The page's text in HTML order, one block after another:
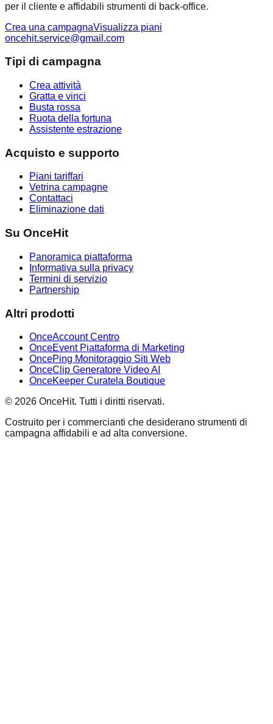
per il cliente e affidabili strumenti di back-office.
Crea una campagnaVisualizza piani
oncehit.service@gmail.com
Tipi di campagna
Crea attività
Gratta e vinci
Busta rossa
Ruota della fortuna
Assistente estrazione
Acquisto e supporto
Piani tariffari
Vetrina campagne
Contattaci
Eliminazione dati
Su OnceHit
Panoramica piattaforma
Informativa sulla privacy
Termini di servizio
Partnership
Altri prodotti
OnceAccount Centro
OnceEvent Piattaforma di Marketing
OncePing Monitoraggio Siti Web
OnceClip Generatore Video AI
OnceKeeper Curatela Boutique
© 2026 OnceHit. Tutti i diritti riservati.
Costruito per i commercianti che desiderano strumenti di
campagna affidabili e ad alta conversione.